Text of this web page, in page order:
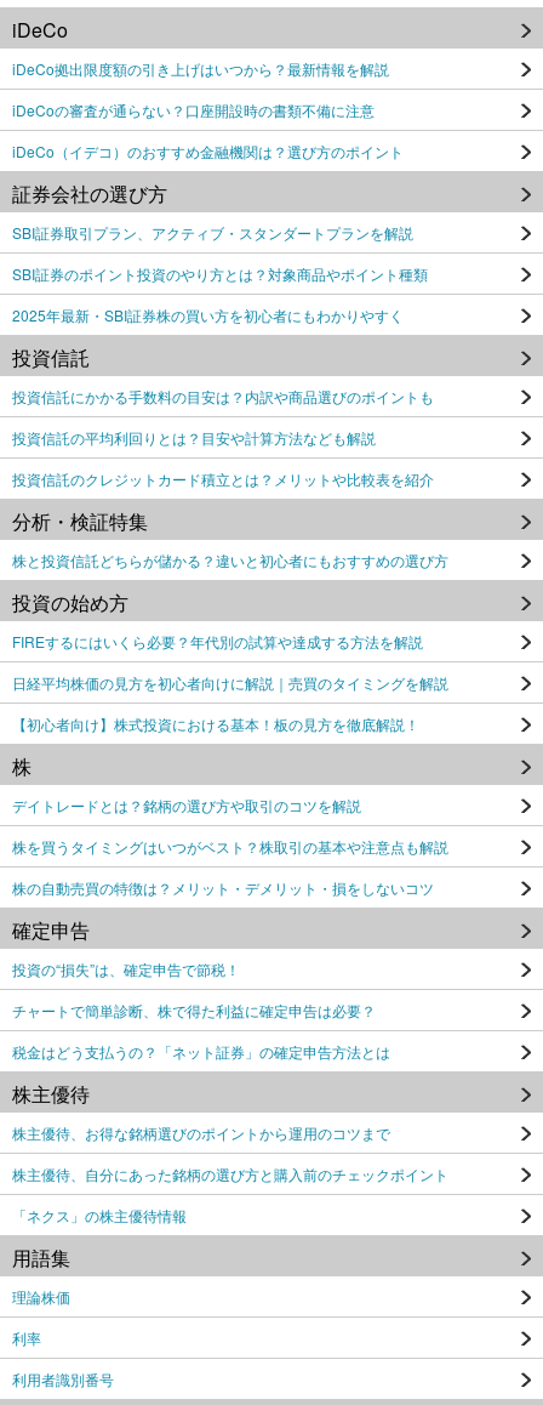
iDeCo
iDeCo拠出限度額の引き上げはいつから？最新情報を解説
iDeCoの審査が通らない？口座開設時の書類不備に注意
iDeCo（イデコ）のおすすめ金融機関は？選び方のポイント
証券会社の選び方
SBI証券取引プラン、アクティブ・スタンダートプランを解説
SBI証券のポイント投資のやり方とは？対象商品やポイント種類
2025年最新・SBI証券株の買い方を初心者にもわかりやすく
投資信託
投資信託にかかる手数料の目安は？内訳や商品選びのポイントも
投資信託の平均利回りとは？目安や計算方法なども解説
投資信託のクレジットカード積立とは？メリットや比較表を紹介
分析・検証特集
株と投資信託どちらが儲かる？違いと初心者にもおすすめの選び方
投資の始め方
FIREするにはいくら必要？年代別の試算や達成する方法を解説
日経平均株価の見方を初心者向けに解説｜売買のタイミングを解説
【初心者向け】株式投資における基本！板の見方を徹底解説！
株
デイトレードとは？銘柄の選び方や取引のコツを解説
株を買うタイミングはいつがベスト？株取引の基本や注意点も解説
株の自動売買の特徴は？メリット・デメリット・損をしないコツ
確定申告
投資の“損失”は、確定申告で節税！
チャートで簡単診断、株で得た利益に確定申告は必要？
税金はどう支払うの？「ネット証券」の確定申告方法とは
株主優待
株主優待、お得な銘柄選びのポイントから運用のコツまで
株主優待、自分にあった銘柄の選び方と購入前のチェックポイント
「ネクス」の株主優待情報
用語集
理論株価
利率
利用者識別番号